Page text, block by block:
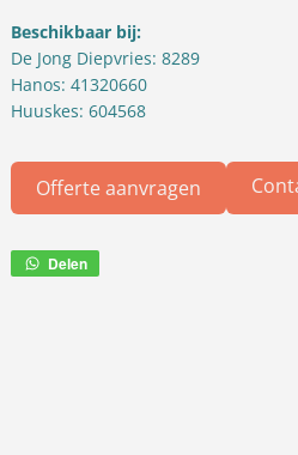
Beschikbaar bij:
De Jong Diepvries: 8289
Hanos: 41320660
Huuskes: 604568
Offerte aanvragen
Delen